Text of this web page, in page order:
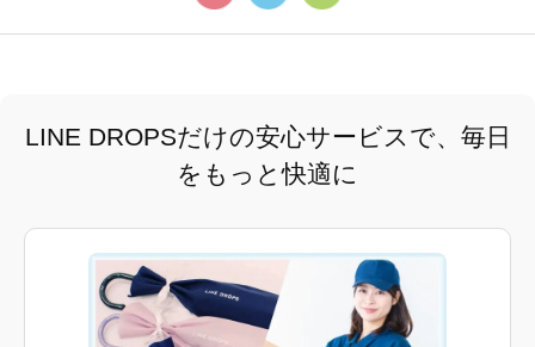
LINE DROPSだけの安心サービスで、毎日
をもっと快適に